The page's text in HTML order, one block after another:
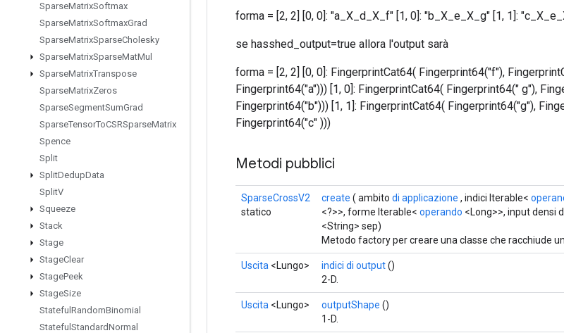
SparseMatrixSoftmax
SparseMatrixSoftmaxGrad
SparseMatrixSparseCholesky
SparseMatrixSparseMatMul
SparseMatrixTranspose
SparseMatrixZeros
SparseSegmentSumGrad
SparseTensorToCSRSparseMatrix
Spence
Split
SplitDedupData
SplitV
Squeeze
Stack
Stage
StageClear
StagePeek
StageSize
Stateful RandomBinomial
Stateful StandardNormal
forma = [2, 2] [0, 0]: "a_X_d_X_f" [1, 0]: "b_X_e_X_g" [1, 1]:
se hasshed_output=true allora l'output sarà
forma = [2, 2] [0, 0]: FingerprintCat64( Fingerprint64("f"),
Fingerprint64("a"))) [1, 0]: FingerprintCat64( Fingerprint64(" g"),
Fingerprint64("b"))) [1, 1]: FingerprintCat64( Fingerprint64("g"),
Fingerprint64("c" )))
Metodi pubblici
SparseCrossV2
statico
create ( ambito di applicazione , indici Iterable<
<?>>, forme Iterable< operando <Long>>, input densi
<String> sep)
Metodo factory per creare una classe che racchiude
Uscita <Lungo> indici di output()
2-D.
Uscita <Lungo> outputShape ()
1-D.